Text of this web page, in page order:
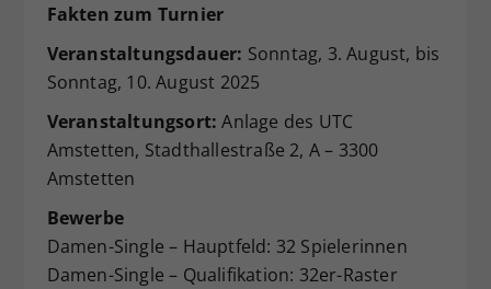
Fakten zum Turnier
Veranstaltungsdauer: Sonntag, 3. August, bis
Sonntag, 10. August 2025
Veranstaltungsort: Anlage des UTC
Amstetten, Stadthallestraße 2, A – 3300
Amstetten
Bewerbe
Damen-Single – Hauptfeld: 32 Spielerinnen
Damen-Single – Qualifikation: 32er-Raster